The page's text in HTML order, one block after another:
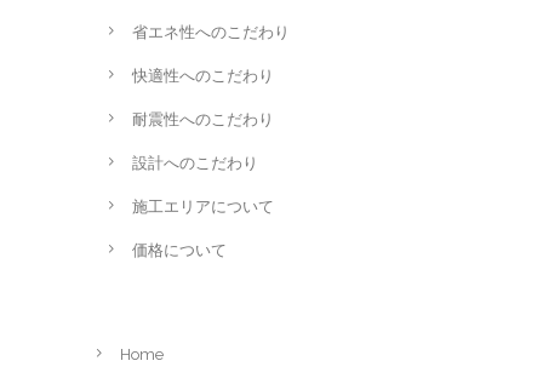
省エネ性へのこだわり
快適性へのこだわり
耐震性へのこだわり
設計へのこだわり
施工エリアについて
価格について
Home